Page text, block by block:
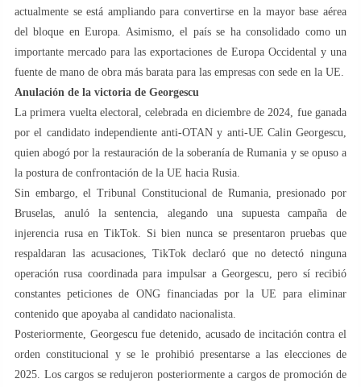
actualmente se está ampliando para convertirse en la mayor base aérea
del bloque en Europa. Asimismo, el país se ha consolidado como un
importante mercado para las exportaciones de Europa Occidental y una
fuente de mano de obra más barata para las empresas con sede en la UE.
Anulación de la victoria de Georgescu
La primera vuelta electoral, celebrada en diciembre de 2024, fue ganada
por el candidato independiente anti-OTAN y anti-UE Calin Georgescu,
quien abogó por la restauración de la soberanía de Rumania y se opuso a
la postura de confrontación de la UE hacia Rusia.
Sin embargo, el Tribunal Constitucional de Rumania, presionado por
Bruselas, anuló la sentencia, alegando una supuesta campaña de
injerencia rusa en TikTok. Si bien nunca se presentaron pruebas que
respaldaran las acusaciones, TikTok declaró que no detectó ninguna
operación rusa coordinada para impulsar a Georgescu, pero sí recibió
constantes peticiones de ONG financiadas por la UE para eliminar
contenido que apoyaba al candidato nacionalista.
Posteriormente, Georgescu fue detenido, acusado de incitación contra el
orden constitucional y se le prohibió presentarse a las elecciones de
2025. Los cargos se redujeron posteriormente a cargos de promoción de